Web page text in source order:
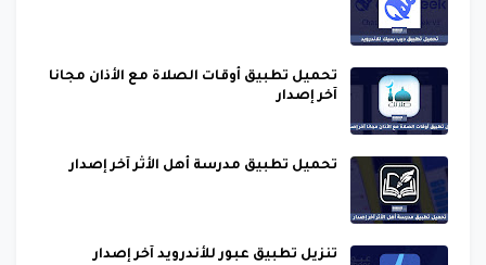
تحميل تطبيق أوقات الصلاة مع الأذان مجانا
آخر إصدار
تحميل تطبيق مدرسة أهل الأثر آخر إصدار
تنزيل تطبيق عبور للأندرويد آخر إصدار